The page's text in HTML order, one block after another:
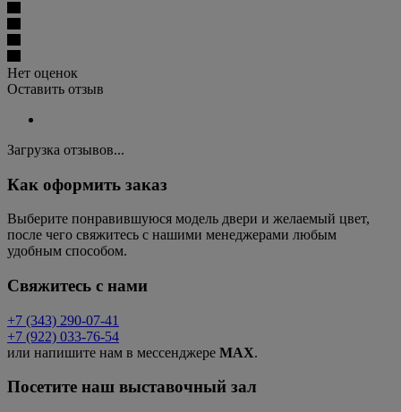
Нет оценок
Оставить отзыв
Загрузка отзывов...
Как оформить заказ
Выберите понравившуюся модель двери и желаемый цвет,
после чего свяжитесь с нашими менеджерами любым
удобным способом.
Свяжитесь с нами
+7 (343) 290-07-41
+7 (922) 033-76-54
или напишите нам в мессенджере MAX.
Посетите наш выставочный зал